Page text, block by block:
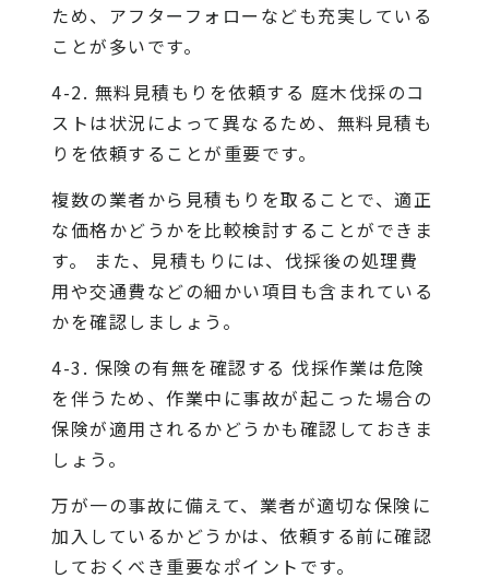
ため、アフターフォローなども充実している
ことが多いです。
4-2. 無料見積もりを依頼する 庭木伐採のコ
ストは状況によって異なるため、無料見積も
りを依頼することが重要です。
複数の業者から見積もりを取ることで、適正
な価格かどうかを比較検討することができま
す。 また、見積もりには、伐採後の処理費
用や交通費などの細かい項目も含まれている
かを確認しましょう。
4-3. 保険の有無を確認する 伐採作業は危険
を伴うため、作業中に事故が起こった場合の
保険が適用されるかどうかも確認しておきま
しょう。
万が一の事故に備えて、業者が適切な保険に
加入しているかどうかは、依頼する前に確認
しておくべき重要なポイントです。